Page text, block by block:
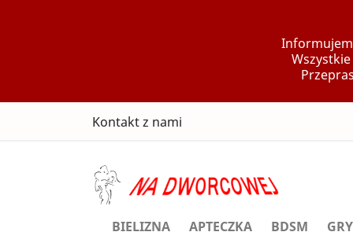
Kontakt z nami
BIELIZNA APTECZKA BDSM GRY